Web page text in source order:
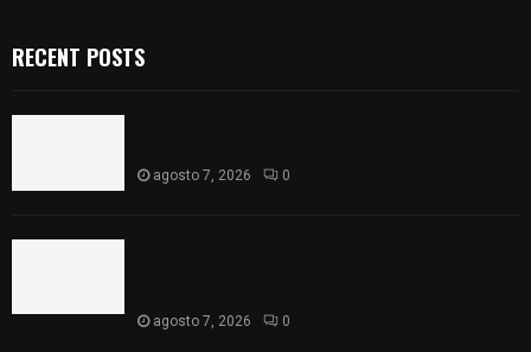
RECENT POSTS
agosto 7, 2026 0
agosto 7, 2026 0